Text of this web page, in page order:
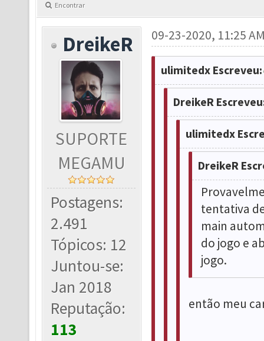
Encontrar
DreikeR
SUPORTE
MEGAMU
Postagens:
2.491
Tópicos: 12
Juntou-se:
Jan 2018
Reputação:
113
09-23-2020, 11:25
ulimitedx Escreveu:
DreikeR
ulimitedx
DreikeR
tentativa
main
do jogo e
jogo.
então meu